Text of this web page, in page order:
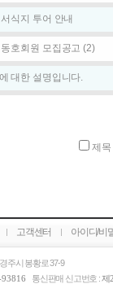
식지 투어 안내
호회원 모집공고 (2)
대한 설명입니다.
제목
고객센터 아이디/비
주시 봉황로 37-9
통신판매 신고번호 :제